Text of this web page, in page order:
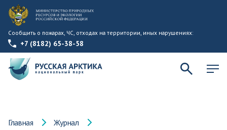
Сообщить о пожарах, ЧС, отходах на территории, иных нарушениях:
+7 (8182) 65-38-58
Главная Журнал